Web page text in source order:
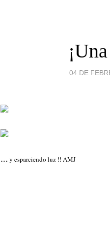
04 DE
... y esparciendo luz !! AMJ